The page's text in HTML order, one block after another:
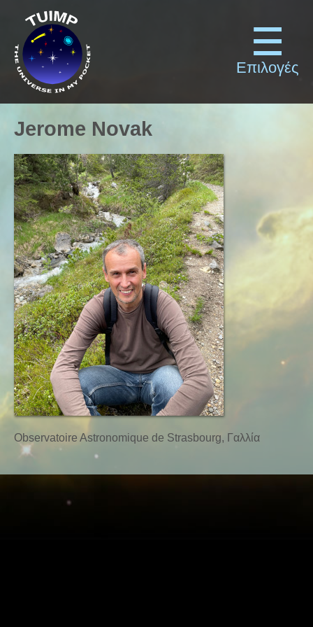
Επιλογές
Jerome Novak
Observatoire Astronomique de Strasbourg, Γαλλία